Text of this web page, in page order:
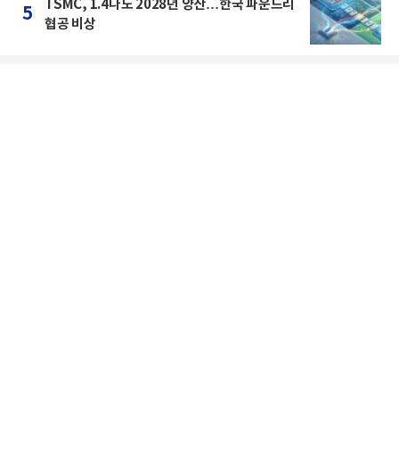
5
TSMC, 1.4나노 2028년 양산…한국 파운드리
협공 비상